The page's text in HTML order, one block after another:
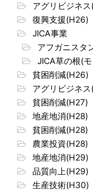
アグリビジネ
復興支援(H26)
JICA事業
アフガニスタ
JICA草の根(
貧困削減(H26)
アグリビジネ
貧困削減(H27)
地産地消(H28)
貧困削減(H28)
農業投資(H28)
地産地消(H29)
品質向上(H29)
生産技術(H30)